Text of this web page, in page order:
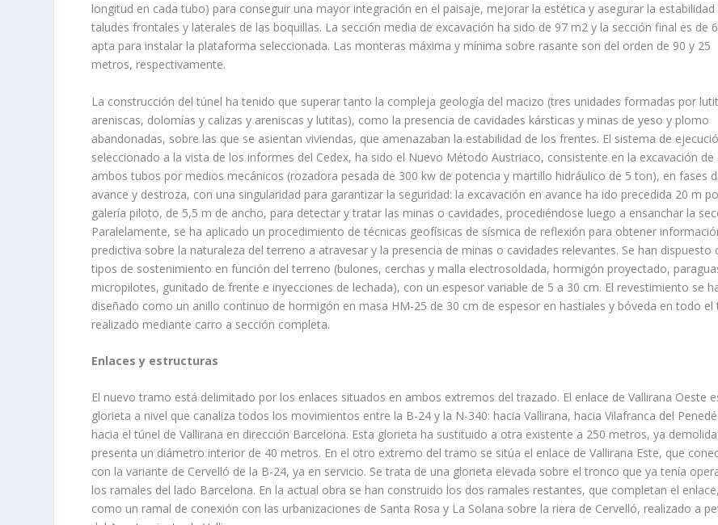
longitud en cada tubo) para conseguir una mayor integración en el paisaje, mejorar la estética y asegurar la estabilidad
taludes frontales y laterales de las boquillas. La sección media de excavación ha sido de 97 m2y la sección final es de
apta para instalar la plataforma seleccionada. Las monteras máxima y mínima sobre rasante son del orden de 90 y 25
metros, respectivamente.
La construcción del túnel ha tenido que superar tanto la compleja geología del macizo (tres unidades formadas por
areniscas, dolomías y calizas y areniscas y lutitas), como la presencia de cavidades kársticas y minas de yeso y plomo
abandonadas, sobre las que se asientan viviendas, que amenazaban la estabilidad de los frentes. El sistema de
seleccionado a la vista de los informes del Cedex, ha sido el Nuevo Método Austriaco, consistente en la excavación de
ambos tubos por medios mecánicos (rozadora pesada de 300 kw de potencia y martillo hidráulico de 5 ton), en fases
avance y destroza, con una singularidad para garantizar la seguridad: la excavación en avance ha ido precedida 20 m
galería piloto, de 5,5 m de ancho, para detectar y tratar las minas o cavidades, procediéndose luego a ensanchar la
Paralelamente, se ha aplicado un procedimiento de técnicas geofísicas de sísmica de reflexión para obtener
predictiva sobre la naturaleza del terreno a atravesar y la presencia de minas o cavidades relevantes. Se han dispuesto
tipos de sostenimiento en función del terreno (bulones, cerchas y malla electrosoldada, hormigón proyectado,
micropilotes, gunitado de frente e inyecciones de lechada), con un espesor variable de 5 a 30 cm. El revestimiento se
diseñado como un anillo continuo de hormigón en masa HM-25 de 30 cm de espesor en hastiales y bóveda en todo el
realizado mediante carro a sección completa.
Enlaces y estructuras
El nuevo tramo está delimitado por los enlaces situados en ambos extremos del trazado. El enlace de Vallirana Oeste
glorieta a nivel que canaliza todos los movimientos entre la B-24 y la N-340: hacia Vallirana, hacia Vilafranca del
hacia el túnel de Vallirana en dirección Barcelona. Esta glorieta ha sustituido a otra existente a 250 metros, ya
presenta un diámetro interior de 40 metros. En el otro extremo del tramo se sitúa el enlace de Vallirana Este, que
con la variante de Cervelló de la B-24, ya en servicio. Se trata de una glorieta elevada sobre el tronco que ya tenía
los ramales del lado Barcelona. En la actual obra se han construido los dos ramales restantes, que completan el
como un ramal de conexión con las urbanizaciones de Santa Rosa y La Solana sobre la riera de Cervelló, realizado a